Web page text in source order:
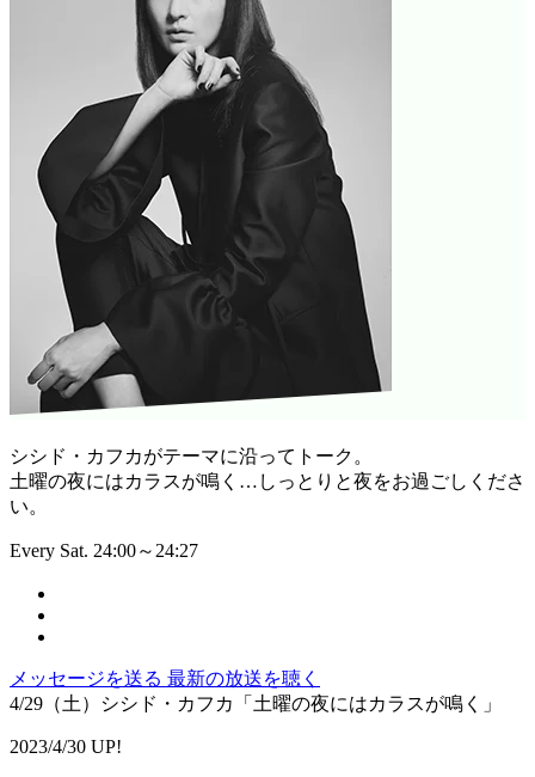
シシド・カフカがテーマに沿ってトーク。
土曜の夜にはカラスが鳴く…しっとりと夜をお過ごしくださ
い。
Every Sat. 24:00～24:27
メッセージを送る 最新の放送を聴く
4/29（土）シシド・カフカ「土曜の夜にはカラスが鳴く」
2023/4/30 UP!